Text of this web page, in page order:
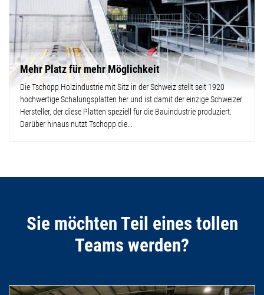
Mehr Platz für mehr Möglichkeit
Die Tschopp Holzindustrie mit Sitz in der Schweiz stellt seit 1920
hochwertige Schalungsplatten her und ist damit der einzige Schweizer
Hersteller, der diese Platten speziell für die Bauindustrie produziert.
Darüber hinaus nutzt Tschopp die...
Sie möchten Teil eines tollen
Teams werden?